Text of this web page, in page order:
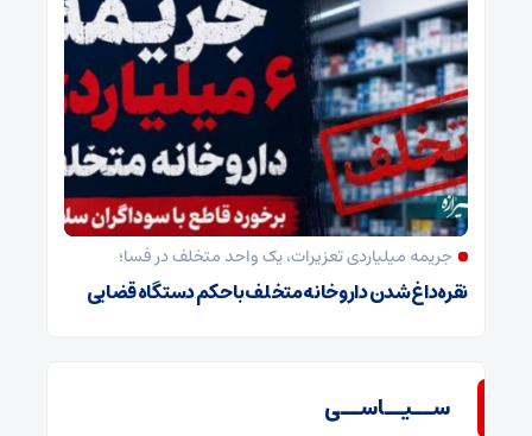
جریمه میلیاردی تعزیرات، یک واحد متخلف در فسا؛
نقره‌داغ شدن داروخانه متخلف با حکم دستگاه قضایی
ســیــاســی